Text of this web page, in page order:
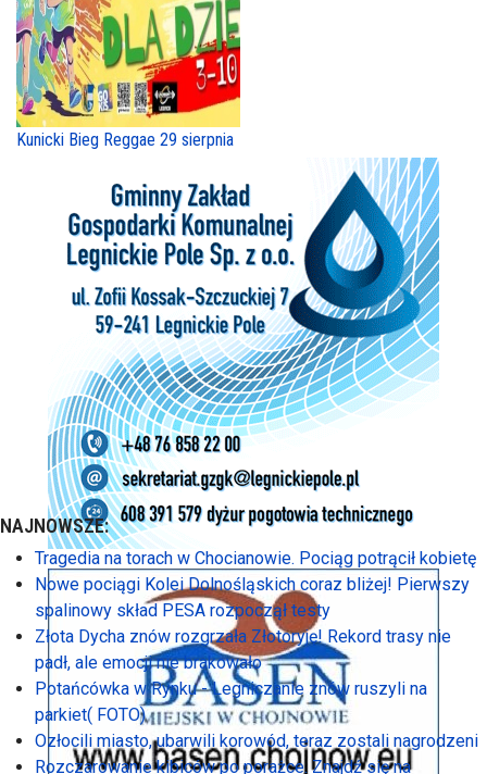
Kunicki Bieg Reggae 29 sierpnia
NAJNOWSZE:
Tragedia na torach w Chocianowie. Pociąg potrącił kobietę
Nowe pociągi Kolei Dolnośląskich coraz bliżej! Pierwszy
spalinowy skład PESA rozpoczął testy
Złota Dycha znów rozgrzała Złotoryję! Rekord trasy nie
padł, ale emocji nie brakowało
Potańcówka w Rynku - Legniczanie znów ruszyli na
parkiet( FOTO)
Ozłocili miasto, ubarwili korowód, teraz zostali nagrodzeni
Rozczarowanie kibiców po porażce. Znajdź się na